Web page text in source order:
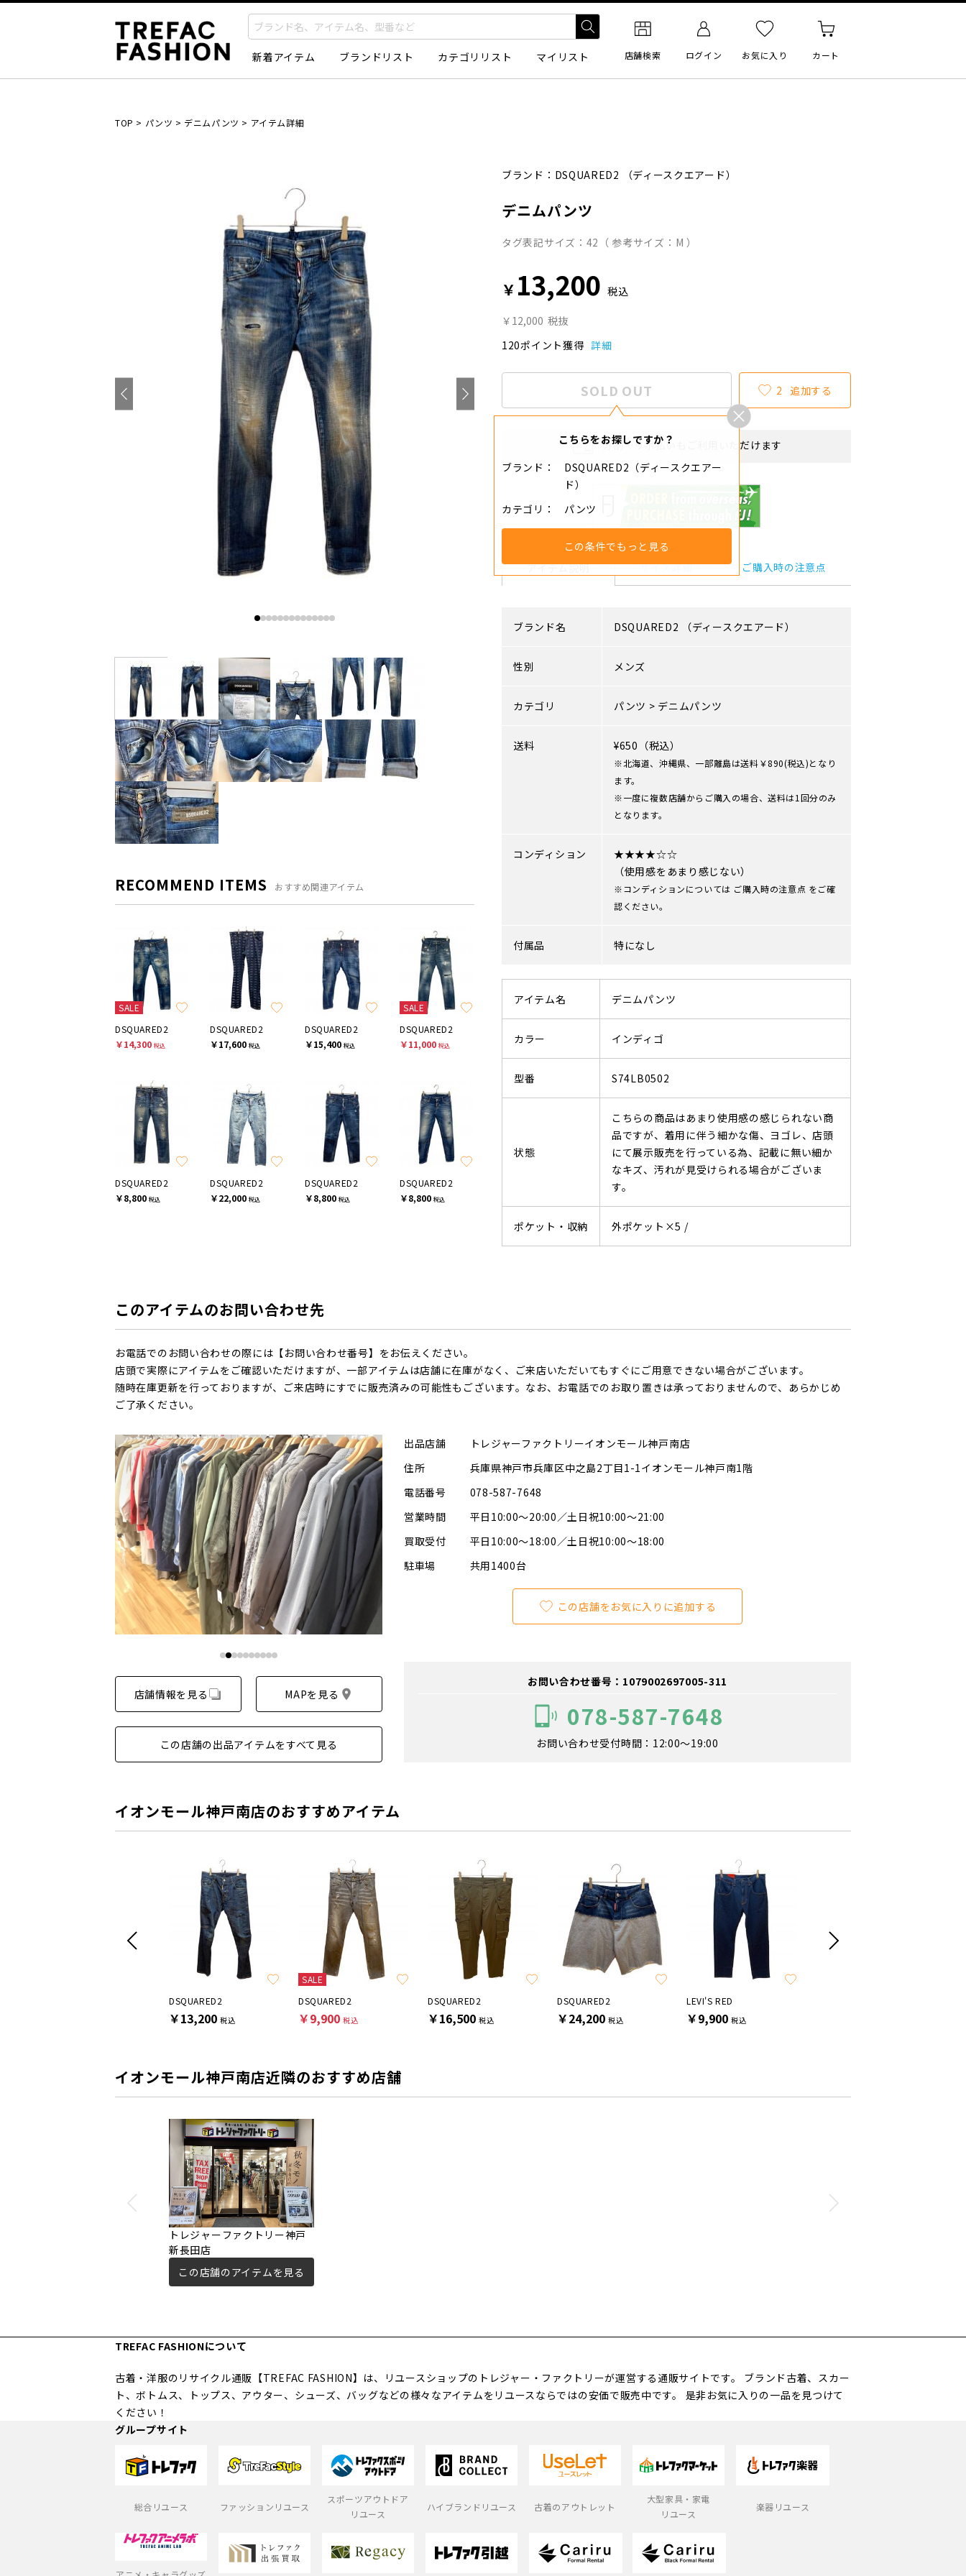
新着アイテム ブランドリスト カテゴリリスト マイリスト 店舗検索 ログイン お気に入り カート
TOP > パンツ > デニムパンツ > アイテム詳細
RECOMMEND ITEMS おすすめ関連アイテム
SALE
DSQUARED2
￥14,300 税込
DSQUARED2
￥17,600 税込
DSQUARED2
￥15,400 税込
SALE
DSQUARED2
￥11,000 税込
DSQUARED2
￥8,800 税込
DSQUARED2
￥22,000 税込
DSQUARED2
￥8,800 税込
DSQUARED2
￥8,800 税込
ブランド： DSQUARED2 （ディースクエアード）
デニムパンツ
タグ表記サイズ：42（ 参考サイズ：M ）
￥ 13,200 税込
￥12,000 税抜
120ポイント獲得 詳細
SOLD OUT
こちらをお探しですか？
ブランド
DSQUARED2（ディースクエアー
ド）
カテゴリ
パンツ
この条件でもっと見る
2 追加する
分割・リボ払いもご利用いただけます
アイテム説明 サイズ詳細 ご購入時の注意点
ブランド名 DSQUARED2 （ディースクエアード）
性別 メンズ
カテゴリ パンツ > デニムパンツ
送料 ¥650（税込）
※北海道、沖縄県、一部離島は送料￥890(税込)となり
ます。
※一度に複数店舗からご購入の場合、送料は1回分のみ
となります。
コンディション
★★★★☆☆
（使用感をあまり感じない）
※コンディションについては ご購入時の注意点 をご確
認ください。
付属品 特になし
アイテム名 デニムパンツ
カラー インディゴ
型番 S74LB0502
状態
こちらの商品はあまり使用感の感じられない商
品ですが、着用に伴う細かな傷、ヨゴレ、店頭
にて展示販売を行っている為、記載に無い細か
なキズ、汚れが見受けられる場合がございま
す。
ポケット・収納 外ポケット×5 /
このアイテムのお問い合わせ先
お電話でのお問い合わせの際には【お問い合わせ番号】をお伝えください。
店頭で実際にアイテムをご確認いただけますが、一部アイテムは店舗に在庫がなく、ご来店いただいてもすぐにご用意できない場合がございます。
随時在庫更新を行っておりますが、ご来店時にすでに販売済みの可能性もございます。なお、お電話でのお取り置きは承っておりませんので、あらかじめ
ご了承ください。
店舗情報を見る MAPを見る
この店舗の出品アイテムをすべて見る
出品店舗
トレジャーファクトリーイオンモール神戸南店
住所
兵庫県神戸市兵庫区中之島2丁目1-1イオンモール神戸南1階
電話番号
078-587-7648
営業時間
平日10:00～20:00／土日祝10:00～21:00
買取受付
平日10:00～18:00／土日祝10:00～18:00
駐車場
共用1400台
この店舗をお気に入りに追加する
お問い合わせ番号：1079002697005-311
078-587-7648
お問い合わせ受付時間：12:00～19:00
イオンモール神戸南店のおすすめアイテム
DSQUARED2
￥13,200 税込
SALE
DSQUARED2
￥9,900 税込
DSQUARED2
￥16,500 税込
DSQUARED2
￥24,200 税込
LEVI'S RED
￥9,900 税込
イオンモール神戸南店近隣のおすすめ店舗
トレジャーファクトリー神戸
新長田店
この店舗のアイテムを見る
TREFAC FASHIONについて
古着・洋服のリサイクル通販【TREFAC FASHION】は、リユースショップのトレジャー・ファクトリーが運営する通販サイトです。 ブランド古着、スカー
ト、ボトムス、トップス、アウター、シューズ、バッグなどの様々なアイテムをリユースならではの安価で販売中です。 是非お気に入りの一品を見つけて
ください！
グループサイト
総合リユース ファッションリユース
スポーツアウトドア
リユース
ハイブランドリユース 古着のアウトレット
大型家具・家電
リユース
楽器リユース